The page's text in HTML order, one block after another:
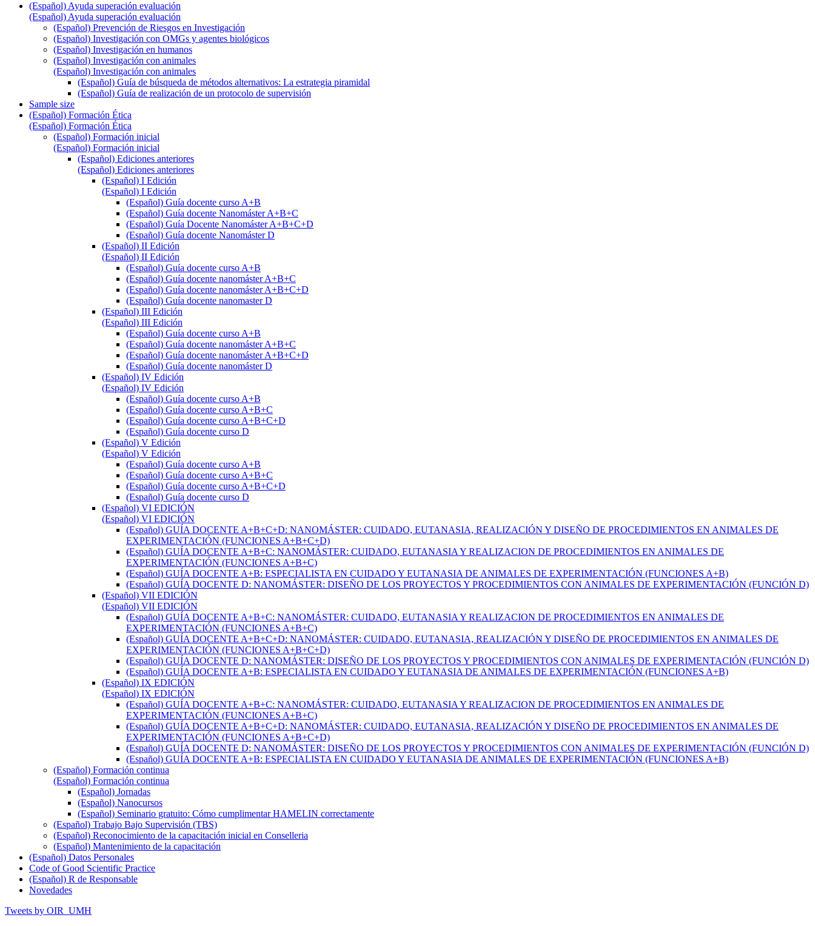
(Español) Ayuda superación evaluación
(Español) Ayuda superación evaluación
(Español) Prevención de Riesgos en Investigación
(Español) Investigación con OMGs y agentes biológicos
(Español) Investigación en humanos
(Español) Investigación con animales
(Español) Investigación con animales
(Español) Guía de búsqueda de métodos alternativos: La estrategia piramidal
(Español) Guía de realización de un protocolo de supervisión
Sample size
(Español) Formación Ética
(Español) Formación Ética
(Español) Formación inicial
(Español) Formación inicial
(Español) Ediciones anteriores
(Español) Ediciones anteriores
(Español) I Edición
(Español) I Edición
(Español) Guía docente curso A+B
(Español) Guía docente Nanomáster A+B+C
(Español) Guía Docente Nanomáster A+B+C+D
(Español) Guía docente Nanomáster D
(Español) II Edición
(Español) II Edición
(Español) Guía docente curso A+B
(Español) Guía docente nanomáster A+B+C
(Español) Guía docente nanomáster A+B+C+D
(Español) Guía docente nanomaster D
(Español) III Edición
(Español) III Edición
(Español) Guía docente curso A+B
(Español) Guía docente nanomáster A+B+C
(Español) Guía docente nanomáster A+B+C+D
(Español) Guía docente nanomáster D
(Español) IV Edición
(Español) IV Edición
(Español) Guía docente curso A+B
(Español) Guía docente curso A+B+C
(Español) Guía docente curso A+B+C+D
(Español) Guía docente curso D
(Español) V Edición
(Español) V Edición
(Español) Guía docente curso A+B
(Español) Guía docente curso A+B+C
(Español) Guía docente curso A+B+C+D
(Español) Guía docente curso D
(Español) VI EDICIÓN
(Español) VI EDICIÓN
(Español) GUÍA DOCENTE A+B+C+D: NANOMÁSTER: CUIDADO, EUTANASIA, REALIZACIÓN Y DISEÑO DE PROCEDIMIENTOS EN ANIMALES DE
EXPERIMENTACIÓN (FUNCIONES A+B+C+D)
(Español) GUÍA DOCENTE A+B+C: NANOMÁSTER: CUIDADO, EUTANASIA Y REALIZACION DE PROCEDIMIENTOS EN ANIMALES DE
EXPERIMENTACIÓN (FUNCIONES A+B+C)
(Español) GUÍA DOCENTE A+B: ESPECIALISTA EN CUIDADO Y EUTANASIA DE ANIMALES DE EXPERIMENTACIÓN (FUNCIONES A+B)
(Español) GUÍA DOCENTE D: NANOMÁSTER: DISEÑO DE LOS PROYECTOS Y PROCEDIMIENTOS CON ANIMALES DE EXPERIMENTACIÓN (FUNCIÓN D)
(Español) VII EDICIÓN
(Español) VII EDICIÓN
(Español) GUÍA DOCENTE A+B+C: NANOMÁSTER: CUIDADO, EUTANASIA Y REALIZACION DE PROCEDIMIENTOS EN ANIMALES DE
EXPERIMENTACIÓN (FUNCIONES A+B+C)
(Español) GUÍA DOCENTE A+B+C+D: NANOMÁSTER: CUIDADO, EUTANASIA, REALIZACIÓN Y DISEÑO DE PROCEDIMIENTOS EN ANIMALES DE
EXPERIMENTACIÓN (FUNCIONES A+B+C+D)
(Español) GUÍA DOCENTE D: NANOMÁSTER: DISEÑO DE LOS PROYECTOS Y PROCEDIMIENTOS CON ANIMALES DE EXPERIMENTACIÓN (FUNCIÓN D)
(Español) GUÍA DOCENTE A+B: ESPECIALISTA EN CUIDADO Y EUTANASIA DE ANIMALES DE EXPERIMENTACIÓN (FUNCIONES A+B)
(Español) IX EDICIÓN
(Español) IX EDICIÓN
(Español) GUÍA DOCENTE A+B+C: NANOMÁSTER: CUIDADO, EUTANASIA Y REALIZACION DE PROCEDIMIENTOS EN ANIMALES DE
EXPERIMENTACIÓN (FUNCIONES A+B+C)
(Español) GUÍA DOCENTE A+B+C+D: NANOMÁSTER: CUIDADO, EUTANASIA, REALIZACIÓN Y DISEÑO DE PROCEDIMIENTOS EN ANIMALES DE
EXPERIMENTACIÓN (FUNCIONES A+B+C+D)
(Español) GUÍA DOCENTE D: NANOMÁSTER: DISEÑO DE LOS PROYECTOS Y PROCEDIMIENTOS CON ANIMALES DE EXPERIMENTACIÓN (FUNCIÓN D)
(Español) GUÍA DOCENTE A+B: ESPECIALISTA EN CUIDADO Y EUTANASIA DE ANIMALES DE EXPERIMENTACIÓN (FUNCIONES A+B)
(Español) Formación continua
(Español) Formación continua
(Español) Jornadas
(Español) Nanocursos
(Español) Seminario gratuito: Cómo cumplimentar HAMELIN correctamente
(Español) Trabajo Bajo Supervisión (TBS)
(Español) Reconocimiento de la capacitación inicial en Conselleria
(Español) Mantenimiento de la capacitación
(Español) Datos Personales
Code of Good Scientific Practice
(Español) R de Responsable
Novedades
Tweets by OIR_UMH